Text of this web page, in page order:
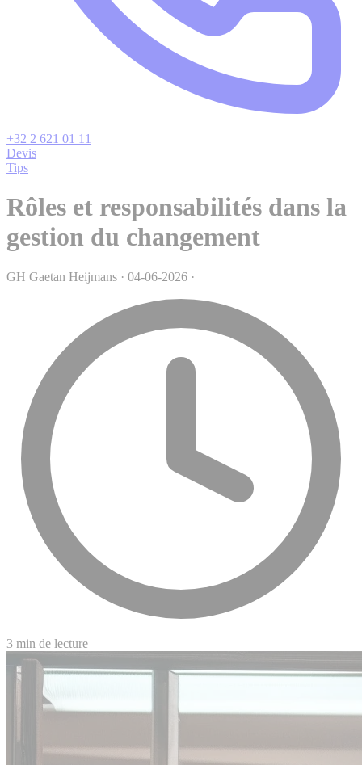
+32 2 621 01 11
Devis
Tips
Rôles et responsabilités dans la
gestion du changement
GH Gaetan Heijmans · 04-06-2026 ·
3 min de lecture